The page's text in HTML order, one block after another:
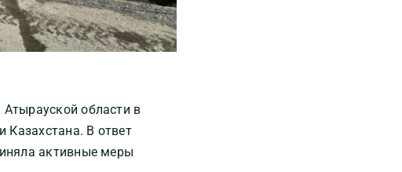
области в
Казахстана. В ответ
активные меры